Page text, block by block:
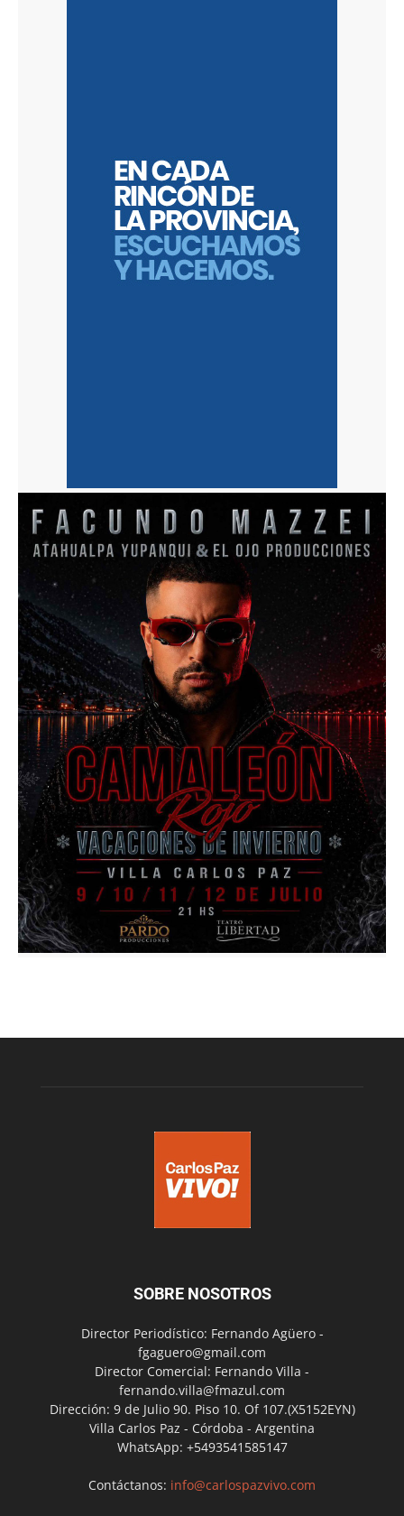
SOBRE NOSOTROS
Director Periodístico: Fernando Agüero -
fgaguero@gmail.com
Director Comercial: Fernando Villa -
fernando.villa@fmazul.com
Dirección: 9 de Julio 90. Piso 10. Of 107.(X5152EYN)
Villa Carlos Paz - Córdoba - Argentina
WhatsApp: +5493541585147
Contáctanos: info@carlospazvivo.com